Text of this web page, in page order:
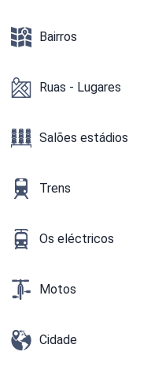
Bairros
Ruas - Lugares
Salões estádios
Trens
Os eléctricos
Motos
Cidade